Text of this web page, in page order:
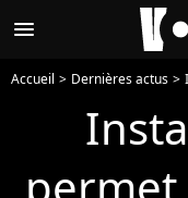
menu
Accueil Dernières actus